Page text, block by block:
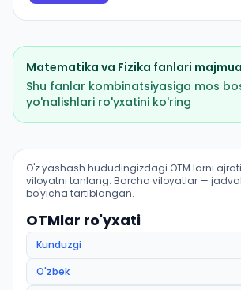
Matematika va Fizika fanlari
Shu fanlar kombinatsiyasiga mos
yo'nalishlari ro'yxatini ko'ring
Mehnat muhofazasi va texnika
O'z yashash hududingizdagi OTM larni
viloyatni tanlang. Barcha viloyatlar —
bo'yicha tartiblangan.
OTMlar ro'yxati